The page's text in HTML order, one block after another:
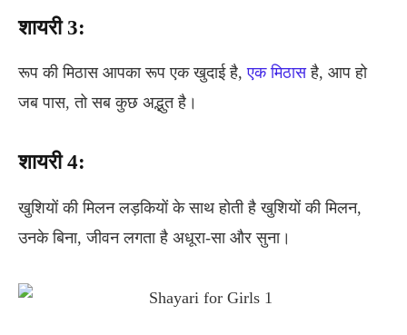
शायरी 3:
रूप की मिठास आपका रूप एक खुदाई है,एक मिठासहै, आप हो
जब पास, तो सब कुछ अद्भुत है।
शायरी 4:
खुशियों की मिलन लड़कियों के साथ होती है खुशियों की मिलन,
उनके बिना, जीवन लगता है अधूरा-सा और सुना।